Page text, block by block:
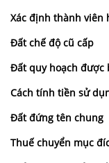
Xác định thành viên
Đất chế độ cũ cấp
Đất quy hoạch được
Cách tính tiền sử
Đất đứng tên chung
Thuế chuyển mục